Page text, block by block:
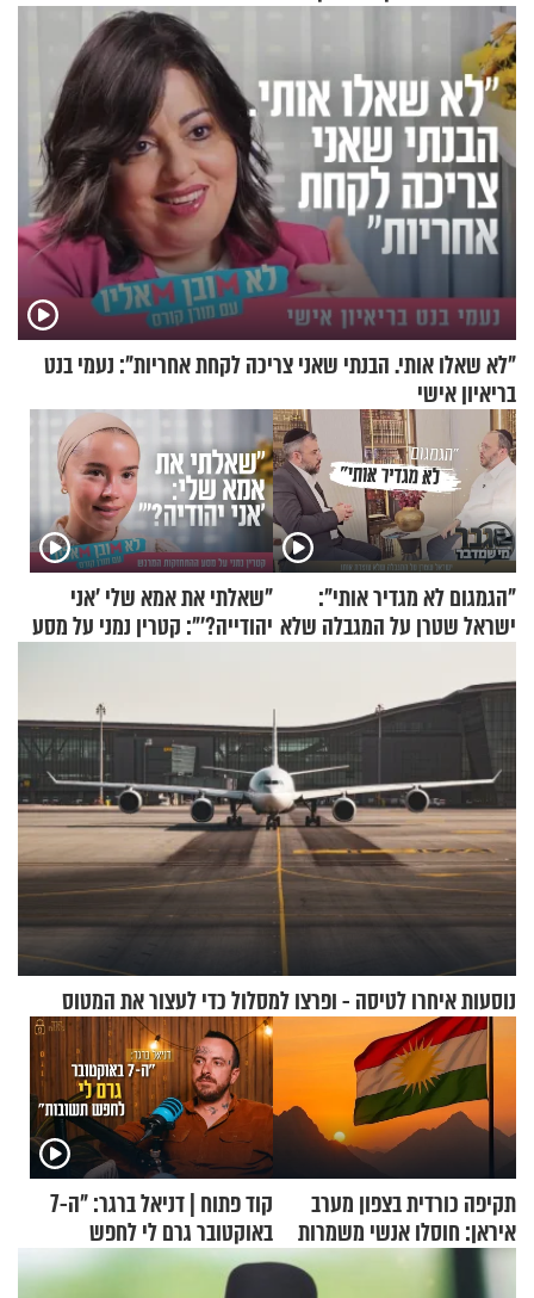
"לא שאלו אותי. הבנתי שאני צריכה לקחת אחריות": נעמי בנט
בריאיון אישי
"הגמגום לא מגדיר אותי":
ישראל שטרן על המגבלה שלא
"שאלתי את אמא שלי 'אני
יהודייה?'": קטרין נמני על מסע
נוסעות איחרו לטיסה - ופרצו למסלול כדי לעצור את המטוס
תקיפה כורדית בצפון מערב
איראן: חוסלו אנשי משמרות
קוד פתוח | דניאל ברגר: "ה-7
באוקטובר גרם לי לחפש
תשובות"